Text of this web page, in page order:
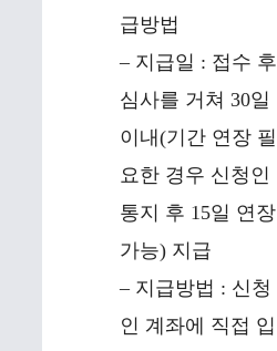
급방법
– 지급일 : 접수 후
심사를 거쳐 30일
이내(기간 연장 필
요한 경우 신청인
통지 후 15일 연장
가능) 지급
– 지급방법 : 신청
인 계좌에 직접 입